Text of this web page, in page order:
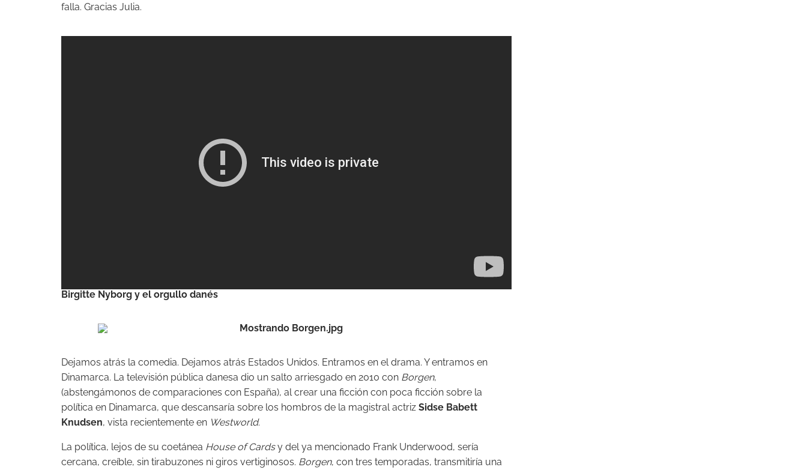
falla. Gracias Julia.
Birgitte Nyborg y el orgullo danés
Dejamos atrás la comedia. Dejamos atrás Estados Unidos. Entramos en el drama. Y entramos en
Dinamarca. La televisión pública danesa dio un salto arriesgado en 2010 con Borgen,
(abstengámonos de comparaciones con España), al crear una ficción con poca ficción sobre la
política en Dinamarca, que descansaría sobre los hombros de la magistral actriz Sidse Babett
Knudsen, vista recientemente en Westworld.
La política, lejos de su coetánea House of Cardsy del ya mencionado Frank Underwood, sería
cercana, creíble, sin tirabuzones ni giros vertiginosos. Borgen, con tres temporadas, transmitiría una